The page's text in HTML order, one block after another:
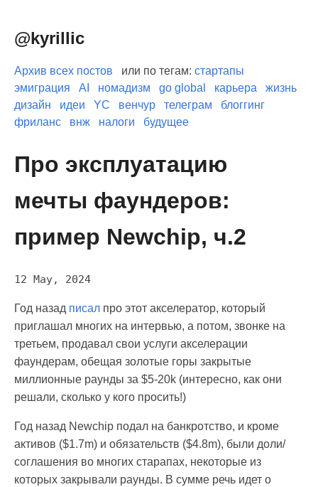
@kyrillic
Архив всех постов или по тегам: стартапы
эмиграция
AI номадизм go global карьера
жизнь
дизайн
идеи YC венчур телеграм
блоггинг
фриланс
внж налоги будущее
Про эксплуатацию
мечты фаундеров:
пример Newchip, ч.2
12 May, 2024
Год назад писал про этот акселератор, который
приглашал многих на интервью, а потом, звонке на
третьем, продавал свои услуги акселерации
фаундерам, обещая золотые горы закрытые
миллионные раунды за $5-20k (интересно, как они
решали, сколько у кого просить!)
Год назад Newchip подал на банкротство, и кроме
активов ($1.7m) и обязательств ($4.8m), были доли/
соглашения во многих старапах, некоторые из
которых закрывали раунды. В сумме речь идет о